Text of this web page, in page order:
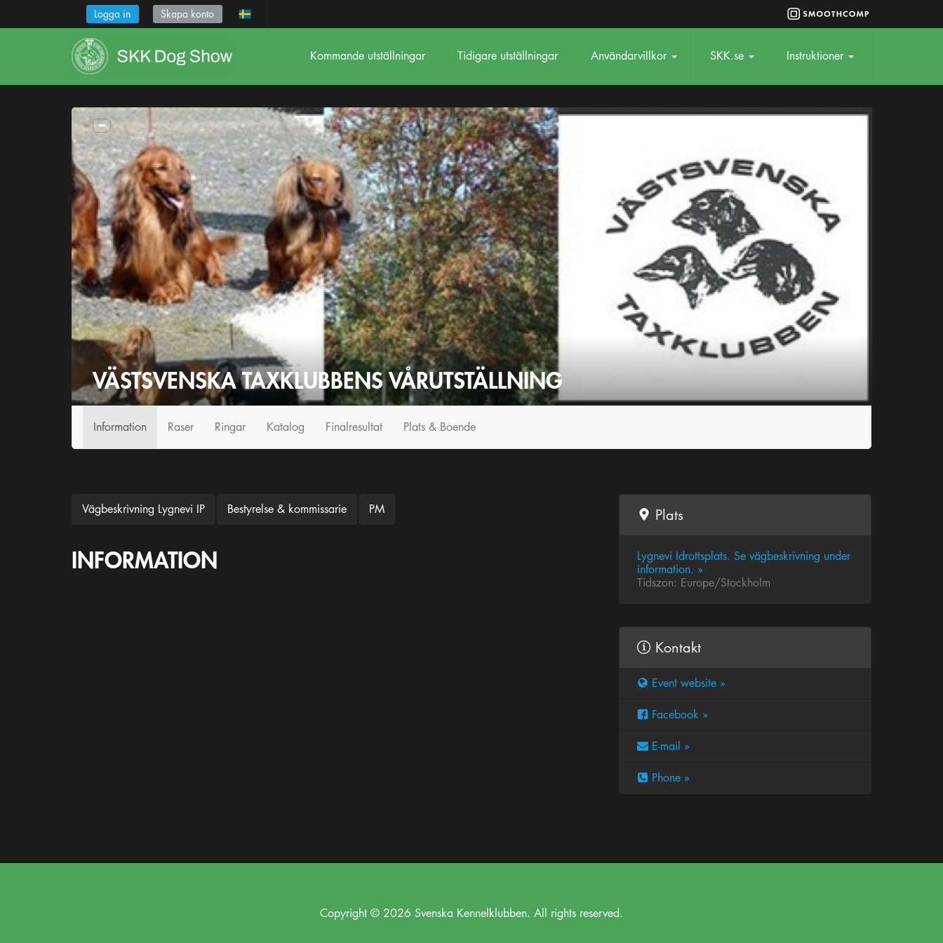
Logga in Skapa konto
Kommande utställningar Tidigare utställningar Användarvillkor SKK.se Instruktioner
VÄSTSVENSKA TAXKLUBBENS VÅRUTSTÄLLNING
Information Raser Ringar Katalog Finalresultat Plats & Boende
Vägbeskrivning Lygnevi IP Bestyrelse & kommissarie PM
INFORMATION
Plats
Lygnevi Idrottsplats. Se vägbeskrivning under
information. »
Tidszon: Europe/Stockholm
Kontakt
Event website »
Facebook »
E-mail »
Phone »
Copyright © 2026 Svenska Kennelklubben. All rights reserved.